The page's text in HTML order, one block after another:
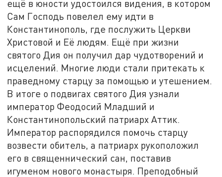
ещё в юности удостоился видения, в котором
Сам Господь повелел ему идти в
Константинополь, где послужить Церкви
Христовой и Её людям. Ещё при жизни
святого Дия он получил дар чудотворений и
исцелений. Многие люди стали притекать к
праведному старцу за помощью и утешением.
В итоге о подвигах святого Дия узнали
император Феодосий Младший и
Константинопольский патриарх Аттик.
Император распорядился помочь старцу
возвести обитель, а патриарх рукоположил
его в священнический сан, поставив
игуменом нового монастыря. Преподобный